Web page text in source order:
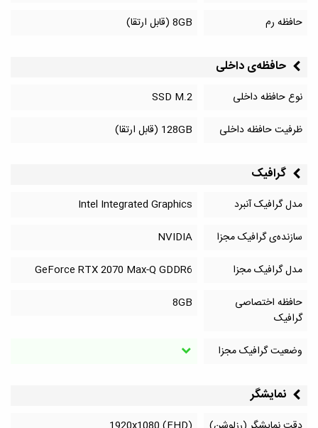
حافظه رم
8GB (قابل ارتقا)
حافظه‌‌ی داخلی
نوع حافظه داخلی
SSD M.2
ظرفیت حافظه داخلی
128GB (قابل ارتقا)
گرافیک
مدل گرافیک آنبرد
Intel Integrated Graphics
سازنده‌ی گرافیک مجزا
NVIDIA
مدل گرافیک مجزا
GeForce RTX 2070 Max-Q GDDR6
حافظه اختصاصی
گرافیک
8GB
وضعیت گرافیک مجزا
نمایشگر